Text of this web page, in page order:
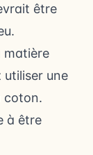
être
matière
utiliser une
coton.
à être